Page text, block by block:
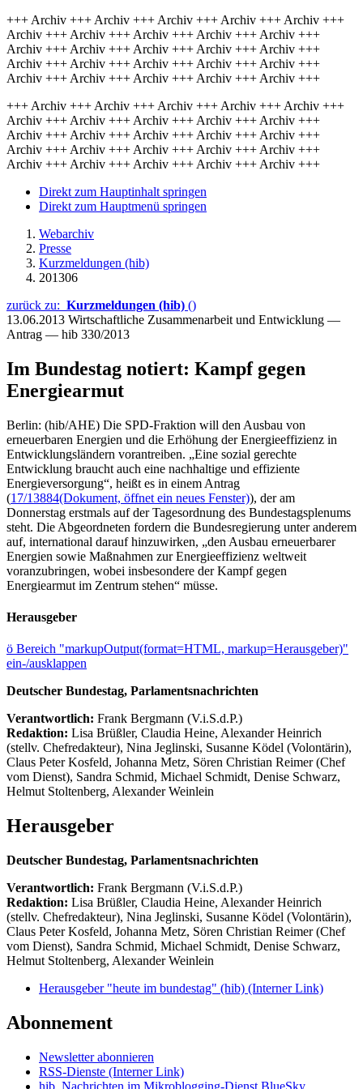
+++ Archiv +++ Archiv +++ Archiv +++ Archiv +++ Archiv +++
Archiv +++ Archiv +++ Archiv +++ Archiv +++ Archiv +++
Archiv +++ Archiv +++ Archiv +++ Archiv +++ Archiv +++
Archiv +++ Archiv +++ Archiv +++ Archiv +++ Archiv +++
Archiv +++ Archiv +++ Archiv +++ Archiv +++ Archiv +++
+++ Archiv +++ Archiv +++ Archiv +++ Archiv +++ Archiv +++
Archiv +++ Archiv +++ Archiv +++ Archiv +++ Archiv +++
Archiv +++ Archiv +++ Archiv +++ Archiv +++ Archiv +++
Archiv +++ Archiv +++ Archiv +++ Archiv +++ Archiv +++
Archiv +++ Archiv +++ Archiv +++ Archiv +++ Archiv +++
Direkt zum Hauptinhalt springen
Direkt zum Hauptmenü springen
Webarchiv
Presse
Kurzmeldungen (hib)
201306
zurück zu: Kurzmeldungen (hib) ()
13.06.2013 Wirtschaftliche Zusammenarbeit und Entwicklung —
Antrag — hib 330/2013
Im Bundestag notiert: Kampf gegen
Energiearmut
Berlin: (hib/AHE) Die SPD-Fraktion will den Ausbau von
erneuerbaren Energien und die Erhöhung der Energieeffizienz in
Entwicklungsländern vorantreiben. „Eine sozial gerechte
Entwicklung braucht auch eine nachhaltige und effiziente
Energieversorgung“, heißt es in einem Antrag
(17/13884(Dokument, öffnet ein neues Fenster)), der am
Donnerstag erstmals auf der Tagesordnung des Bundestagsplenums
steht. Die Abgeordneten fordern die Bundesregierung unter anderem
auf, international darauf hinzuwirken, „den Ausbau erneuerbarer
Energien sowie Maßnahmen zur Energieeffizienz weltweit
voranzubringen, wobei insbesondere der Kampf gegen
Energiearmut im Zentrum stehen“ müsse.
Herausgeber
ö Bereich "markupOutput(format=HTML, markup=Herausgeber)"
ein-/ausklappen
Deutscher Bundestag, Parlamentsnachrichten
Verantwortlich: Frank Bergmann (V.i.S.d.P.)
Redaktion: Lisa Brüßler, Claudia Heine, Alexander Heinrich
(stellv. Chefredakteur), Nina Jeglinski, Susanne Ködel (Volontärin),
Claus Peter Kosfeld, Johanna Metz, Sören Christian Reimer (Chef
vom Dienst), Sandra Schmid, Michael Schmidt, Denise Schwarz,
Helmut Stoltenberg, Alexander Weinlein
Herausgeber
Deutscher Bundestag, Parlamentsnachrichten
Verantwortlich: Frank Bergmann (V.i.S.d.P.)
Redaktion: Lisa Brüßler, Claudia Heine, Alexander Heinrich
(stellv. Chefredakteur), Nina Jeglinski, Susanne Ködel (Volontärin),
Claus Peter Kosfeld, Johanna Metz, Sören Christian Reimer (Chef
vom Dienst), Sandra Schmid, Michael Schmidt, Denise Schwarz,
Helmut Stoltenberg, Alexander Weinlein
Herausgeber "heute im bundestag" (hib) (Interner Link)
Abonnement
Newsletter abonnieren
RSS-Dienste (Interner Link)
hib_Nachrichten im Mikroblogging-Dienst BlueSky